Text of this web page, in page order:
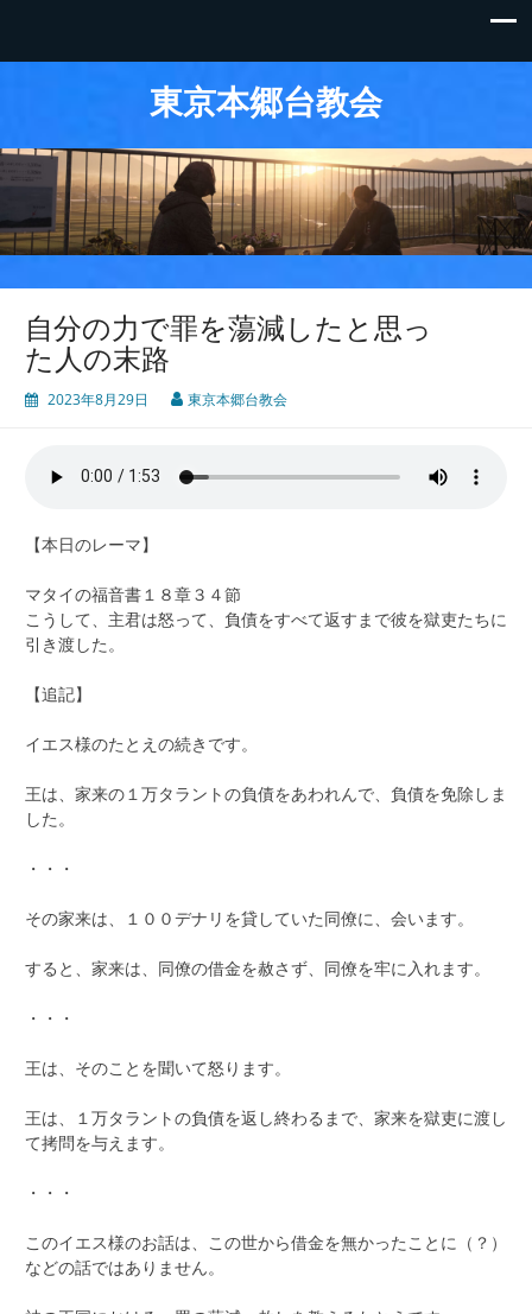
東京本郷台教会
自分の力で罪を蕩減したと思っ
た人の末路
2023年8月29日 東京本郷台教会
【本日のレーマ】
マタイの福音書１８章３４節
こうして、主君は怒って、負債をすべて返すまで彼を獄吏たちに
引き渡した。
【追記】
イエス様のたとえの続きです。
王は、家来の１万タラントの負債をあわれんで、負債を免除しま
した。
・・・
その家来は、１００デナリを貸していた同僚に、会います。
すると、家来は、同僚の借金を赦さず、同僚を牢に入れます。
・・・
王は、そのことを聞いて怒ります。
王は、１万タラントの負債を返し終わるまで、家来を獄吏に渡し
て拷問を与えます。
・・・
このイエス様のお話は、この世から借金を無かったことに（？）
などの話ではありません。